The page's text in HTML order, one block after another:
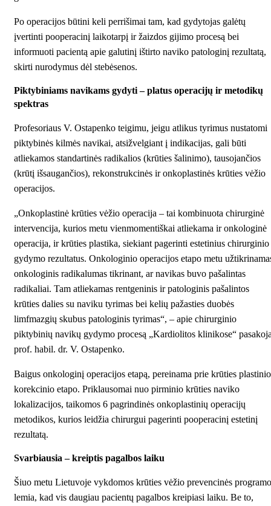
Po operacijos būtini keli perrišimai tam, kad gydytojas galėtų
įvertinti pooperacinį laikotarpį ir žaizdos gijimo procesą bei
informuoti pacientą apie galutinį ištirto naviko patologinį rezultatą,
skirti nurodymus dėl stebėsenos.
Piktybiniams navikams gydyti – platus operacijų ir metodikų
spektras
Profesoriaus V. Ostapenko teigimu, jeigu atlikus tyrimus nustatomi
piktybinės kilmės navikai, atsižvelgiant į indikacijas, gali būti
atliekamos standartinės radikalios (krūties šalinimo), tausojančios
(krūtį išsaugančios), rekonstrukcinės ir onkoplastinės krūties vėžio
operacijos.
„Onkoplastinė krūties vėžio operacija – tai kombinuota chirurginė
intervencija, kurios metu vienmomentiškai atliekama ir onkologinė
operacija, ir krūties plastika, siekiant pagerinti estetinius chirurginio
gydymo rezultatus. Onkologinio operacijos etapo metu
onkologinis radikalumas tikrinant, ar navikas buvo pašalintas
radikaliai. Tam atliekamas rentgeninis ir patologinis pašalintos
krūties dalies su naviku tyrimas bei kelių pažasties duobės
limfmazgių skubus patologinis tyrimas“, – apie chirurginio
piktybinių navikų gydymo procesą „Kardiolitos klinikose“
prof. habil. dr. V. Ostapenko.
Baigus onkologinį operacijos etapą, pereinama prie krūties plastinio
korekcinio etapo. Priklausomai nuo pirminio krūties naviko
lokalizacijos, taikomos 6 pagrindinės onkoplastinių operacijų
metodikos, kurios leidžia chirurgui pagerinti pooperacinį estetinį
rezultatą.
Svarbiausia – kreiptis pagalbos laiku
Šiuo metu Lietuvoje vykdomos krūties vėžio prevencinės
lemia, kad vis daugiau pacientų pagalbos kreipiasi laiku. Be to,